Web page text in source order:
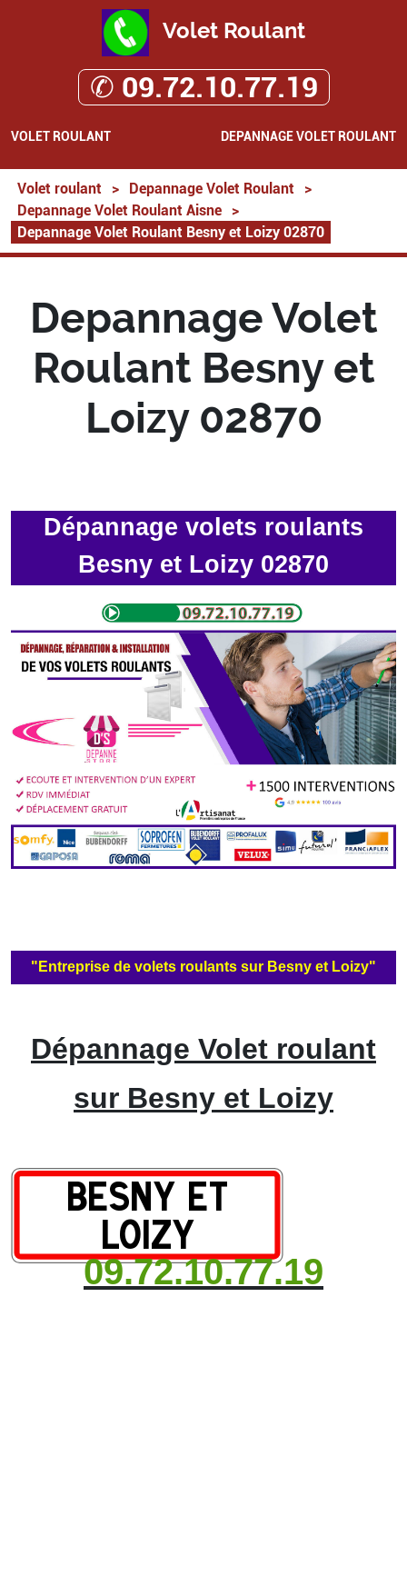
Volet Roulant
✆ 09.72.10.77.19
VOLET ROULANT DEPANNAGE VOLET ROULANT
Volet roulant > Depannage Volet Roulant
>
Depannage Volet Roulant Aisne
>
Depannage Volet Roulant Besny et Loizy 02870
Depannage Volet
Roulant Besny et
Loizy 02870
Dépannage volets roulants
Besny et Loizy 02870
"Entreprise de volets roulants sur Besny et Loizy"
Dépannage Volet roulant
sur Besny et Loizy
09.72.10.77.19